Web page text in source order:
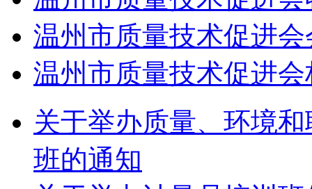
温州市质量技术促进
温州市质量技术促进
关于举办质量、环境
班的通知